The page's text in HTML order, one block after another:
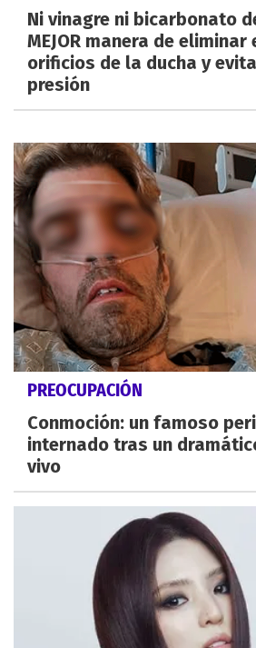
Ni vinagre ni bicarbonato
MEJOR manera de
orificios de la ducha y
presión
PREOCUPACIÓN
Conmoción: un famoso
internado tras un
vivo